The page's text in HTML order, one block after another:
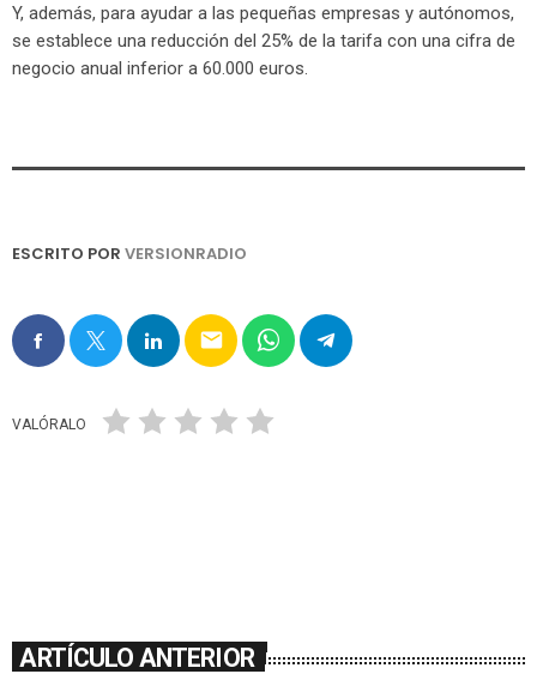
Y, además, para ayudar a las pequeñas empresas y autónomos,
se establece una reducción del 25% de la tarifa con una cifra de
negocio anual inferior a 60.000 euros.
ESCRITO POR VERSIONRADIO
email
VALÓRALO
ARTÍCULO ANTERIOR